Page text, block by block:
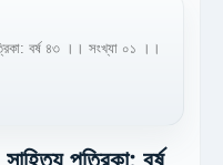
বর্ষ ৪৩ ।। সংখ্যা ০১ ।।